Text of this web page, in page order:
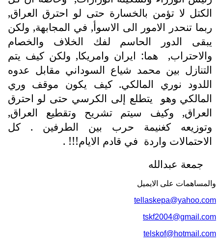
الكتل لا تؤمن بالخسارة حتى لو احترق العراق,
ربما تنحدر الامور الى الاسوأ, في المجابهة, ولكن
يبقى الدور الحاسم لفك الخلاف والخصام
والاحتراب,
هما: ايران وامريكا, ولكن كيف يتم
التنازل بين محمد شياع السوداني مقابل عدوه
اللدود نوري المالكي. كيف يكون موقف وري
المالكي وهو
يتطلع إلى الكرسي حتى لو احترق
العراق, وكيف سيتم تشريح وتقطيع العراق,
وتوزيعه كغنيمة حرب بين الطرفين . كل
الاحتمالات واردة في قادم الايام!!! .
جمعة عبدالله
والمساهمات علی الایمیل
tellaskepa@yahoo.com
tskf2004@gmail.com
telskof@hotmail.com